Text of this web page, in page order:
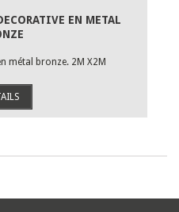
EN METAL
métal bronze. 2M X2M